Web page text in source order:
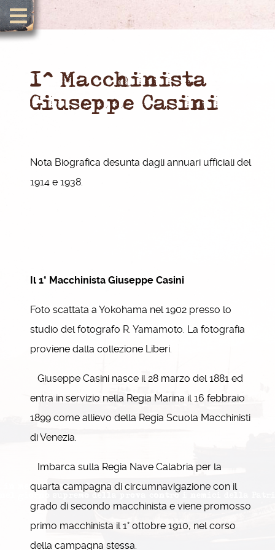
1^ Macchinista
Giuseppe Casini
Nota Biografica desunta dagli annuari ufficiali del
1914 e 1938.
Il 1° Macchinista Giuseppe Casini
Foto scattata a Yokohama nel 1902 presso lo
studio del fotografo R. Yamamoto. La fotografia
proviene dalla collezione Liberi.
Giuseppe Casini nasce il 28 marzo del 1881 ed
entra in servizio nella Regia Marina il 16 febbraio
1899 come allievo della Regia Scuola Macchinisti
di Venezia.
Imbarca sulla Regia Nave Calabria per la
quarta campagna di circumnavigazione con il
grado di secondo macchinista e viene promosso
primo macchinista il 1° ottobre 1910, nel corso
della campagna stessa.